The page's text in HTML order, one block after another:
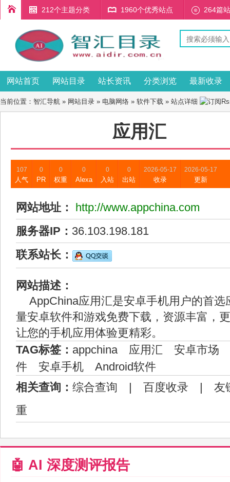
212个主题分类 1960个优秀站点 264篇
网站首页 网站目录 站长资讯 分类浏览 最新收录
当前位置： 智汇导航 » 网站目录 » 电脑网络 » 软件下载 » 站点详细
应用汇
107
人气
0
PR
0
权重
0
Alexa
0
入站
0
出站
2026-05-17
收录
2026-05-17
更新
网站地址：
http://www.appchina.com
服务器IP： 36.103.198.181
联系站长：
网站描述：
AppChina应用汇是安卓手机用户的首选
量安卓软件和游戏免费下载，资源丰富，
让您的手机应用体验更精彩。
TAG标签： appchina 应用汇
安卓市场
件
安卓手机
Android软件
相关查询： 综合查询 | 百度收录 | 友
重
🤖 AI 深度测评报告